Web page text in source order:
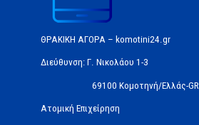
ΘΡΑΚΙΚΗ ΑΓΟΡΑ – komotini24.gr
Διεύθυνση: Γ. Νικολάου 1-3
69100 Κομοτηνή/Ελλάς-GR
Ατομική Επιχείρηση